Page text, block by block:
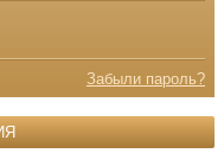
Забыли пароль?